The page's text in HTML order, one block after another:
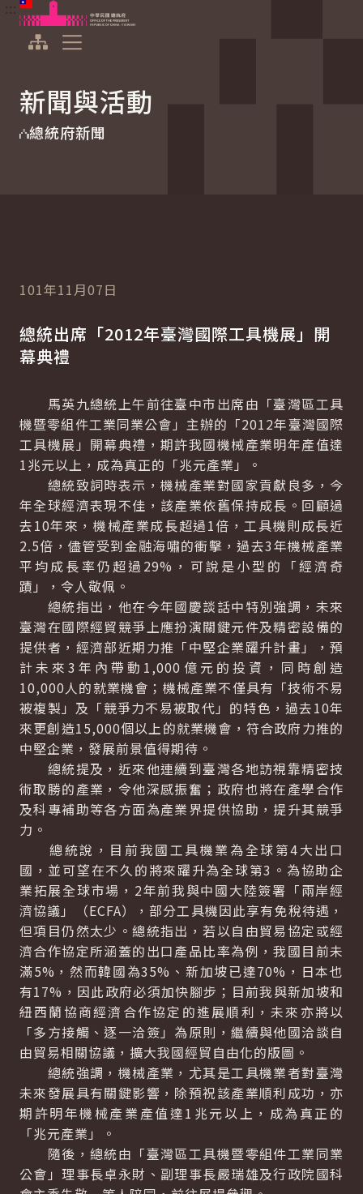
跳到主要內容
中華民國總統府
新聞與活動
總統府新聞
101年11月07日
總統出席「2012年臺灣國際工具機展」開
幕典禮
馬英九總統上午前往臺中市出席由「臺灣區工具
機暨零組件工業同業公會」主辦的「2012年臺灣國際
工具機展」開幕典禮，期許我國機械產業明年產值達
1兆元以上，成為真正的「兆元產業」。
總統致詞時表示，機械產業對國家貢獻良多，今
年全球經濟表現不佳，該產業依舊保持成長。回顧過
去10年來，機械產業成長超過1倍，工具機則成長近
2.5倍，儘管受到金融海嘯的衝擊，過去3年機械產業
平均成長率仍超過29%，可說是小型的「經濟奇
蹟」，令人敬佩。
總統指出，他在今年國慶談話中特別強調，未來
臺灣在國際經貿競爭上應扮演關鍵元件及精密設備的
提供者，經濟部近期力推「中堅企業躍升計畫」，預
計未來3年內帶動1,000億元的投資，同時創造
10,000人的就業機會；機械產業不僅具有「技術不易
被複製」及「競爭力不易被取代」的特色，過去10年
來更創造15,000個以上的就業機會，符合政府力推的
中堅企業，發展前景值得期待。
總統提及，近來他連續到臺灣各地訪視靠精密技
術取勝的產業，令他深感振奮；政府也將在產學合作
及科專補助等各方面為產業界提供協助，提升其競爭
力。
總統說，目前我國工具機業為全球第4大出口
國，並可望在不久的將來躍升為全球第3。為協助企
業拓展全球市場，2年前我與中國大陸簽署「兩岸經
濟協議」（ECFA），部分工具機因此享有免稅待遇，
但項目仍然太少。總統指出，若以自由貿易協定或經
濟合作協定所涵蓋的出口產品比率為例，我國目前未
滿5%，然而韓國為35%、新加坡已達70%，日本也
有17%，因此政府必須加快腳步；目前我與新加坡和
紐西蘭協商經濟合作協定的進展順利，未來亦將以
「多方接觸、逐一洽簽」為原則，繼續與他國洽談自
由貿易相關協議，擴大我國經貿自由化的版圖。
總統強調，機械產業，尤其是工具機業者對臺灣
未來發展具有關鍵影響，除預祝該產業順利成功，亦
期許明年機械產業產值達1兆元以上，成為真正的
「兆元產業」。
隨後，總統由「臺灣區工具機暨零組件工業同業
公會」理事長卓永財、副理事長嚴瑞雄及行政院國科